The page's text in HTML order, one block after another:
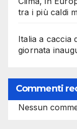
tra i più caldi
Italia a caccia
giornata
Commenti
Nessun